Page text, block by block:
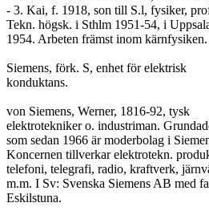
- 3. Kai, f. 1918, son till S.l, fysiker,
Tekn. högsk. i Sthlm 1951-54, i
1954. Arbeten främst inom kärnfysiken.
Siemens, förk. S, enhet för elektrisk
konduktans.
von Siemens, Werner, 1816-92, tysk
elektrotekniker o. industriman.
som sedan 1966 är moderbolag i
Koncernen tillverkar elektrotekn.
telefoni, telegrafi, radio, kraftverk,
m.m. I Sv: Svenska Siemens AB med
Eskilstuna.